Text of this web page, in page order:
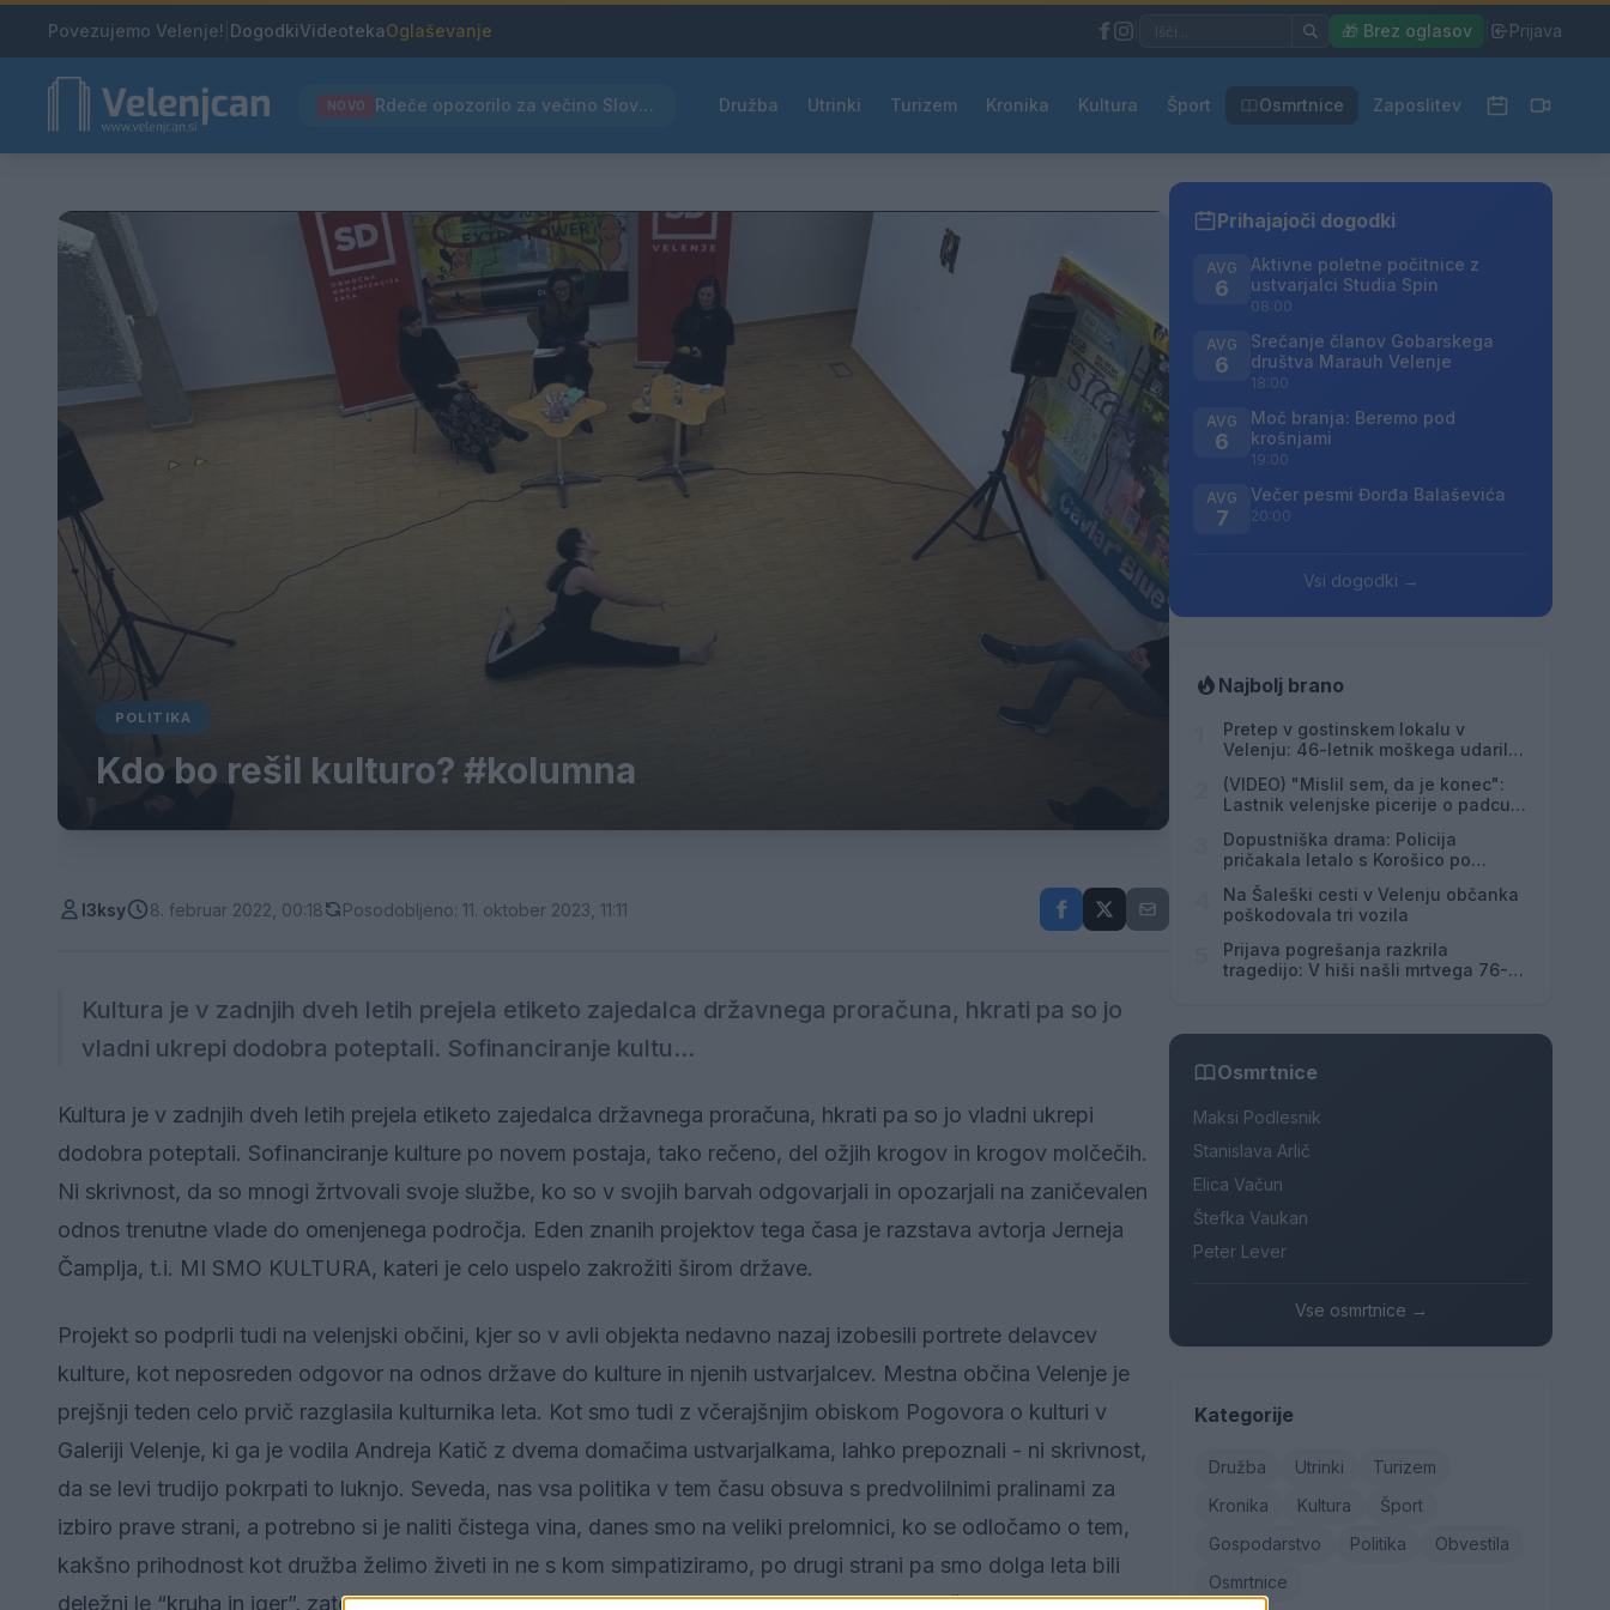
Povezujemo Velenje! DogodkiVideotekaOglaševanje 🎁 Brez oglasov Prijava
NOVO Rdeče opozorilo za večino Slovenije, temperature bodo segale do 39 °C Družba Utrinki Turizem Kronika Kultura Šport Osmrtnice Zaposlitev
POLITIKA
Kdo bo rešil kulturo? #kolumna
l3ksy 8. februar 2022, 00:18 Posodobljeno: 11. oktober 2023, 11:11
Kultura je v zadnjih dveh letih prejela etiketo zajedalca državnega proračuna, hkrati pa so jo
vladni ukrepi dodobra poteptali. Sofinanciranje kultu...
Kultura je v zadnjih dveh letih prejela etiketo zajedalca državnega proračuna, hkrati pa so jo vladni ukrepi
dodobra poteptali. Sofinanciranje kulture po novem postaja, tako rečeno, del ožjih krogov in krogov molčečih.
Ni skrivnost, da so mnogi žrtvovali svoje službe, ko so v svojih barvah odgovarjali in opozarjali na zaničevalen
odnos trenutne vlade do omenjenega področja. Eden znanih projektov tega časa je razstava avtorja Jerneja
Čamplja, t.i. MI SMO KULTURA, kateri je celo uspelo zakrožiti širom države.
Projekt so podprli tudi na velenjski občini, kjer so v avli objekta nedavno nazaj izobesili portrete delavcev
kulture, kot neposreden odgovor na odnos države do kulture in njenih ustvarjalcev. Mestna občina Velenje je
prejšnji teden celo prvič razglasila kulturnika leta. Kot smo tudi z včerajšnjim obiskom Pogovora o kulturi v
Galeriji Velenje, ki ga je vodila Andreja Katič z dvema domačima ustvarjalkama, lahko prepoznali - ni skrivnost,
da se levi trudijo pokrpati to luknjo. Seveda, nas vsa politika v tem času obsuva s predvolilnimi pralinami za
izbiro prave strani, a potrebno si je naliti čistega vina, danes smo na veliki prelomnici, ko se odločamo o tem,
kakšno prihodnost kot družba želimo živeti in ne s kom simpatiziramo, po drugi strani pa smo dolga leta bili
deležni le “kruha in iger”, zato nam danes pogled na prelomno izbiro megli preteklost političnega delovanja,
Prihajajoči dogodki
AVG
6
Aktivne poletne počitnice z
ustvarjalci Studia Spin
08:00
AVG
6
Srečanje članov Gobarskega
društva Marauh Velenje
18:00
AVG
6
Moč branja: Beremo pod
krošnjami
19:00
AVG
7
Večer pesmi Đorđa Balaševića
20:00
Vsi dogodki →
Najbolj brano
Pretep v gostinskem lokalu v
Velenju: 46-letnik moškega udaril s
(VIDEO) "Mislil sem, da je konec":
Lastnik velenjske picerije o padcu s
Dopustniška drama: Policija
pričakala letalo s Korošico po
Na Šaleški cesti v Velenju občanka
poškodovala tri vozila
Prijava pogrešanja razkrila
tragedijo: V hiši našli mrtvega 76-
Osmrtnice
Maksi Podlesnik
Stanislava Arlič
Elica Vačun
Štefka Vaukan
Peter Lever
Vse osmrtnice →
Kategorije
Družba Utrinki
Turizem
Kronika
Kultura
Šport
Gospodarstvo
Politika
Obvestila
Osmrtnice